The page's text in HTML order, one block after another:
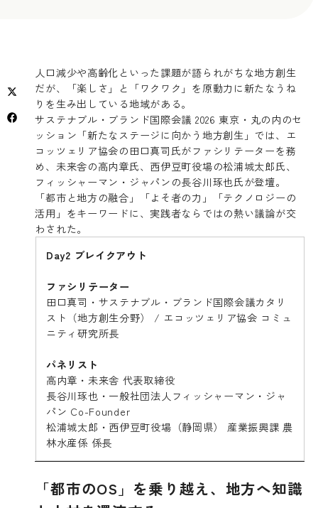
人口減少や高齢化といった課題が語られがちな地方創生
だが、「楽しさ」と「ワクワク」を原動力に新たなうね
りを生み出している地域がある。
サステナブル・ブランド国際会議 2026 東京・丸の内のセ
ッション「新たなステージに向かう地方創生」では、エ
コッツェリア協会の田口真司氏がファシリテーターを務
め、未来舎の高内章氏、西伊豆町役場の松浦城太郎氏、
フィッシャーマン・ジャパンの長谷川琢也氏が登壇。
「都市と地方の融合」「よそ者の力」「テクノロジーの
活用」をキーワードに、実践者ならではの熱い議論が交
わされた。
Day2 ブレイクアウト
ファシリテーター
田口真司・サステナブル・ブランド国際会議カタリ
スト（地方創生分野） / エコッツェリア協会 コミュ
ニティ研究所長
パネリスト
高内章・未来舎 代表取締役
長谷川琢也・一般社団法人フィッシャーマン・ジャ
パン Co-Founder
松浦城太郎・西伊豆町役場（静岡県） 産業振興課 農
林水産係 係長
「都市のOS」を乗り越え、地方へ知識